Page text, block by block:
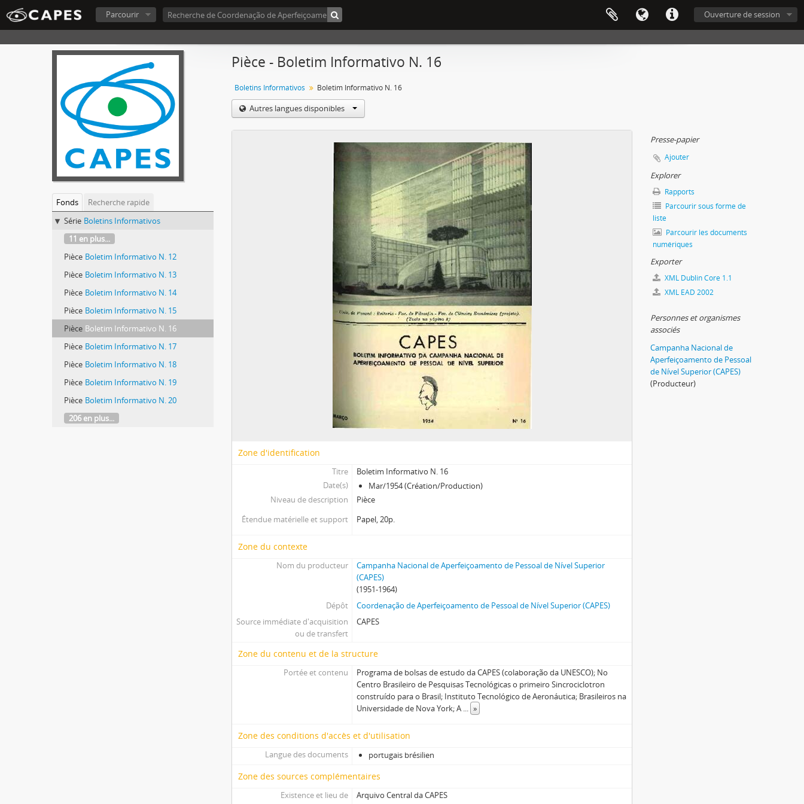
Ouverture de session
Parcourir
Fonds
Recherche rapide
Série Boletins Informativos
11 en plus...
Pièce Boletim Informativo N. 12
Pièce Boletim Informativo N. 13
Pièce Boletim Informativo N. 14
Pièce Boletim Informativo N. 15
Pièce Boletim Informativo N. 16
Pièce Boletim Informativo N. 17
Pièce Boletim Informativo N. 18
Pièce Boletim Informativo N. 19
Pièce Boletim Informativo N. 20
206 en plus...
Pièce - Boletim Informativo N. 16
Boletins Informativos Boletim Informativo N. 16
Autres langues disponibles
Zone d'identification
Titre
Boletim Informativo N. 16
Date(s)
Mar/1954 (Création/Production)
Niveau de description
Pièce
Étendue matérielle et support
Papel, 20p.
Zone du contexte
Nom du producteur
Campanha Nacional de Aperfeiçoamento de Pessoal de Nível Superior
(CAPES)
(1951-1964)
Dépôt
Coordenação de Aperfeiçoamento de Pessoal de Nível Superior (CAPES)
Source immédiate d'acquisition
ou de transfert
CAPES
Zone du contenu et de la structure
Portée et contenu
Programa de bolsas de estudo da CAPES (colaboração da UNESCO); No
Centro Brasileiro de Pesquisas Tecnológicas o primeiro Sincrociclotron
construído para o Brasil; Instituto Tecnológico de Aeronáutica; Brasileiros na
Universidade de Nova York; A ... »
Zone des conditions d'accès et d'utilisation
Langue des documents portugais brésilien
Zone des sources complémentaires
Existence et lieu de
Arquivo Central da CAPES
Presse-papier
Ajouter
Explorer
Rapports
Parcourir sous forme de
liste
Parcourir les documents
numériques
Exporter
XML Dublin Core 1.1
XML EAD 2002
Personnes et organismes
associés
Campanha Nacional de
Aperfeiçoamento de Pessoal
de Nível Superior (CAPES)
(Producteur)